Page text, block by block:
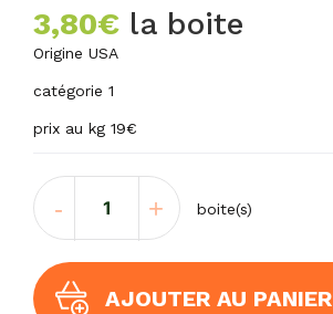
3,80€ la boite
Origine USA
catégorie 1
prix au kg 19€
-
quantité
de
amande
décortiquée
nature
+ boite(s)
AJOUTER AU PANIER